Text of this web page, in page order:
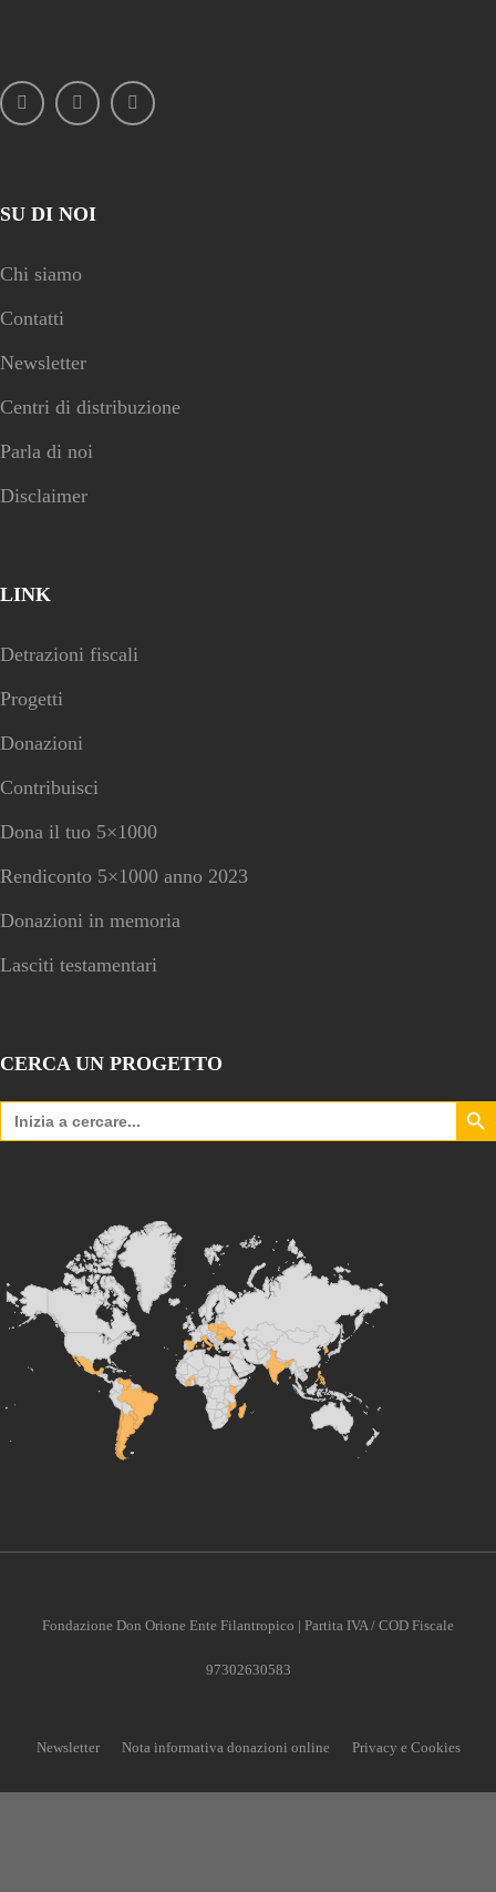
SU DI NOI
Chi siamo
Contatti
Newsletter
Centri di distribuzione
Parla di noi
Disclaimer
LINK
Detrazioni fiscali
Progetti
Donazioni
Contribuisci
Dona il tuo 5×1000
Rendiconto 5×1000 anno 2023
Donazioni in memoria
Lasciti testamentari
CERCA UN PROGETTO
Search
for:
Search
Fondazione Don Orione Ente Filantropico | Partita IVA / COD Fiscale
97302630583
Newsletter Nota informativa donazioni online Privacy e Cookies